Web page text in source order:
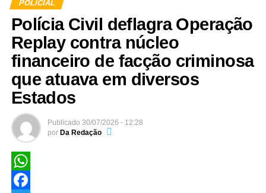
POLICIAL
Polícia Civil deflagra Operação
Replay contra núcleo
financeiro de facção criminosa
que atuava em diversos
Estados
Publicado 30/07/2026 - 12:28
por Da Redação
WhatsApp